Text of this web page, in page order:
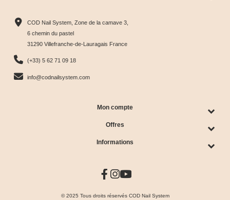
COD Nail System, Zone de la camave 3,
6 chemin du pastel
31290 Villefranche-de-Lauragais France
(+33) 5 62 71 09 18
info@codnailsystem.com
Mon compte
Offres
Informations
© 2025 Tous droits réservés COD Nail System